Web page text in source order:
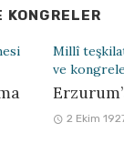
Millî
ve
2 Ekim